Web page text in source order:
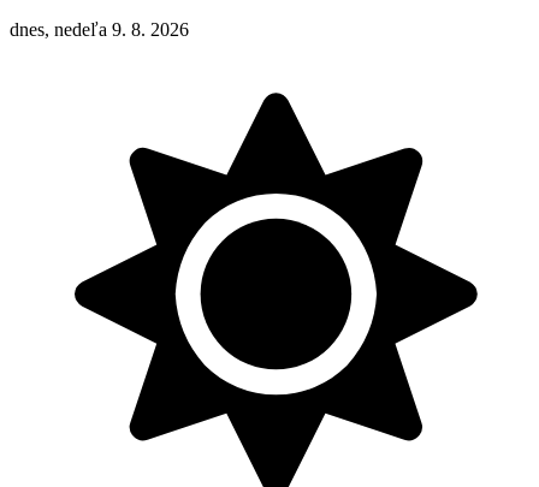
dnes, nedeľa 9. 8. 2026